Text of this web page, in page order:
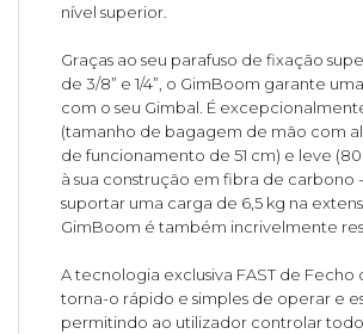
nível superior.
Graças ao seu parafuso de fixação
de 3/8” e 1/4”, o GimBoom garante
com o seu Gimbal. É
(tamanho de bagagem de mão com
de funcionamento de 51 cm) e leve
à sua construção em fibra de carbono
suportar uma carga de 6,5 kg na
GimBoom é também incrivelmente
A tecnologia exclusiva FAST de Fecho
torna-o rápido e simples de operar e
permitindo ao utilizador controlar